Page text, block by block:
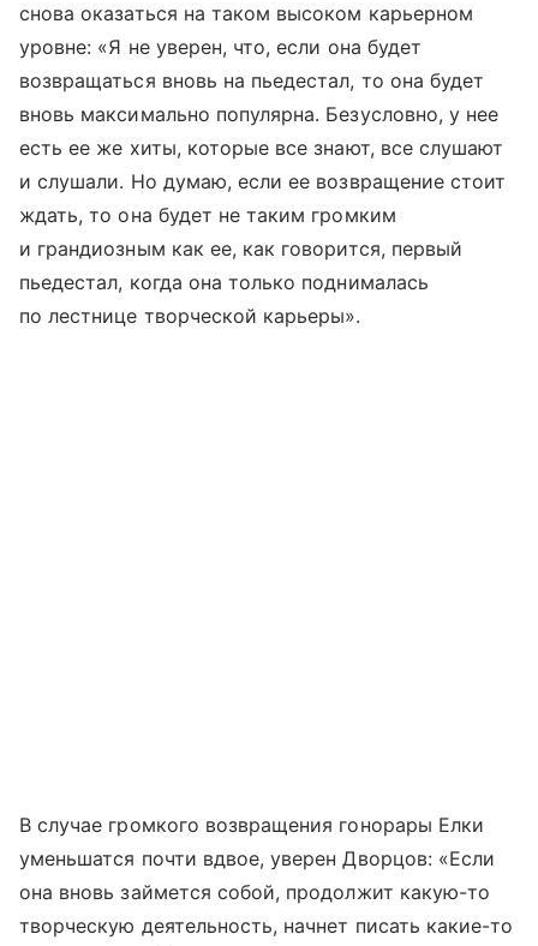
снова оказаться на таком высоком карьерном
уровне: «Я не уверен, что, если она будет
возвращаться вновь на пьедестал, то она будет
вновь максимально популярна. Безусловно, у нее
есть ее же хиты, которые все знают, все слушают
и слушали. Но думаю, если ее возвращение стоит
ждать, то она будет не таким громким
и грандиозным как ее, как говорится, первый
пьедестал, когда она только поднималась
по лестнице творческой карьеры».
В случае громкого возвращения гонорары Елки
уменьшатся почти вдвое, уверен Дворцов: «Если
она вновь займется собой, продолжит какую-то
творческую деятельность, начнет писать какие-то